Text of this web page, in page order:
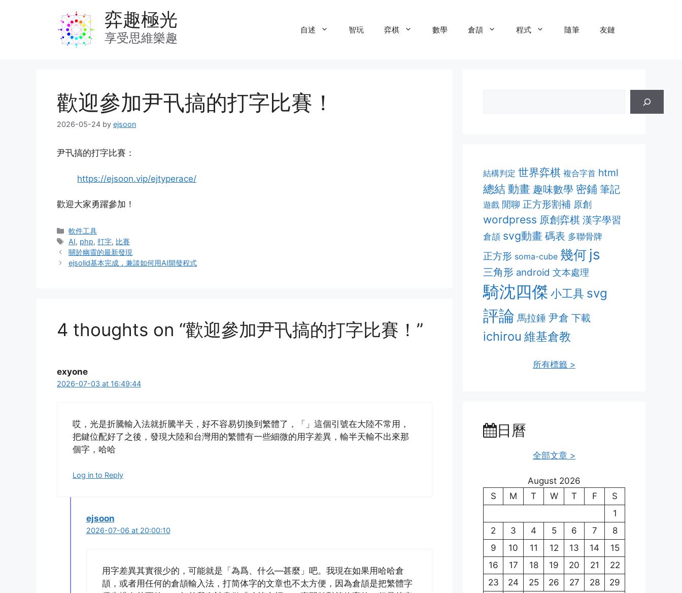
弈趣極光
享受思維樂趣
自述 智玩 弈棋 數學 倉頡 程式 隨筆 友鏈
歡迎參加尹卂搞的打字比賽！
2026-05-24 by ejsoon
尹卂搞的打字比賽：
https://ejsoon.vip/ejtyperace/
歡迎大家勇躍參加 ！
Categories
軟件工具
Tags
AI, php,打字, 比賽
關於幽靈的最新發現
ejsolid基本完成，兼談如何用AI開發程式
4 thoughts on “歡迎參加尹卂搞的打字比賽！”
exyone
2026-07-03 at 16:49:44
哎，光是折騰輸入法就折騰半天，好不容易切換到繁體了，「」這個引號在大陸不常用，
把鍵位配好了之後，發現大陸和台灣用的繁體有一些細微的用字差異，輸半天輸不出來那
個字，哈哈
Log in to Reply
ejsoon
2026-07-06 at 20:00:10
用字差異其實很少的，可能就是「為爲、什么―甚麼」吧。我現在如果用哈哈倉
頡，或者用任何的倉頡輸入法，打简体字的文章也不太方便，因為倉頡是把繁體字
結構判定 世界弈棋 複合字首 html
總結 動畫 趣味數學 密鋪 筆記
遊戲 閒聊 正方形割補 原創
wordpress 原創弈棋 漢字學習
倉頡 svg動畫 碼表 多聯骨牌
正方形 soma-cube 幾何js
三角形 android 文本處理
騎沈四傑 小工具 svg
評論 馬拉錘 尹倉 下載
ichirou 維基倉教
所有標籤 >
日曆
全部文章 >
August 2026
S
M T W T F
S
1
2
3 4 5 6 7
8
9
10 11 12 13 14
15
16
17 18 19 20 21
22
23
24 25 26 27 28
29